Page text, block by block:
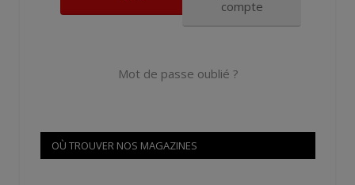
compte
Mot de passe oublié ?
OÙ TROUVER NOS MAGAZINES